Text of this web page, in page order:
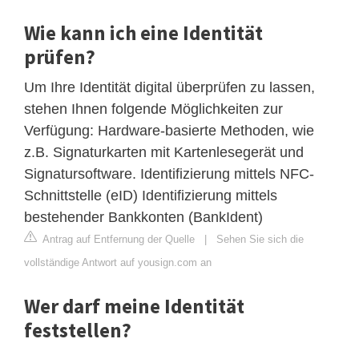
Wie kann ich eine Identität
prüfen?
Um Ihre Identität digital überprüfen zu lassen,
stehen Ihnen folgende Möglichkeiten zur
Verfügung: Hardware-basierte Methoden, wie
z.B. Signaturkarten mit Kartenlesegerät und
Signatursoftware. Identifizierung mittels NFC-
Schnittstelle (eID) Identifizierung mittels
bestehender Bankkonten (BankIdent)
Antrag auf Entfernung der Quelle | Sehen Sie sich die
vollständige Antwort auf yousign.com an
Wer darf meine Identität
feststellen?